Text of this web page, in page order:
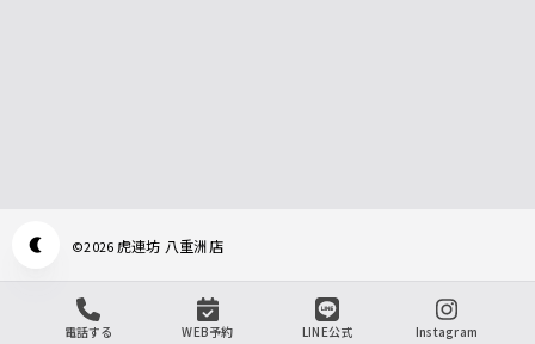
©2026 虎連坊 八重洲店
電話する WEB予約 LINE公式 Instagram
Appearance mode switch